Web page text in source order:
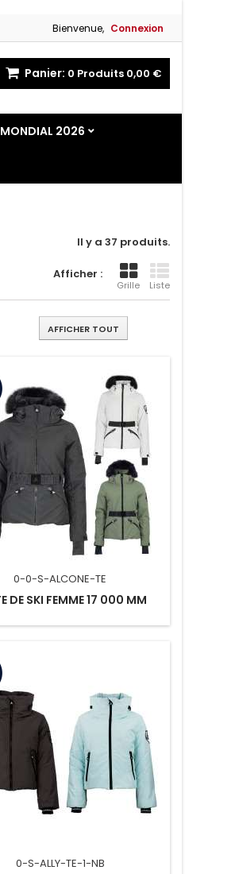
Bienvenue, Connexion
Panier: 0 Produits 0,00 €
MONDIAL 2026
Il y a 37 produits.
Afficher :
Grille Liste
AFFICHER TOUT
0-0-S-ALCONE-TE
DE SKI FEMME 17 000 MM
0-S-ALLY-TE-1-NB